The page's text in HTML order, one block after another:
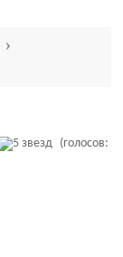
(голосов: